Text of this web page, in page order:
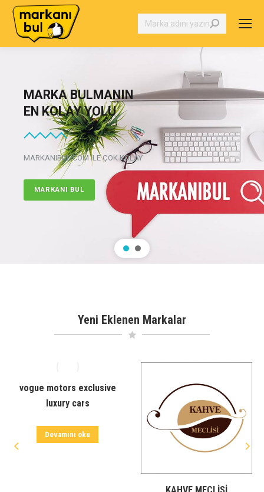
Search:
MARKA BULMANIN
EN KOLAY YOLU
MARKANIBUL.COM İLE ÇOK KOLAY
MARKANI BUL
Yeni Eklenen Markalar
vogue motors exclusive
luxury cars
Devamını oku